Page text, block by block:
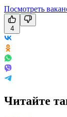
Посмотреть
4
Читайте